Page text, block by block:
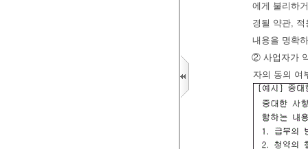
에게 불리하
경될 약관,
내용을 명확
② 사업자가
자의 동의 여